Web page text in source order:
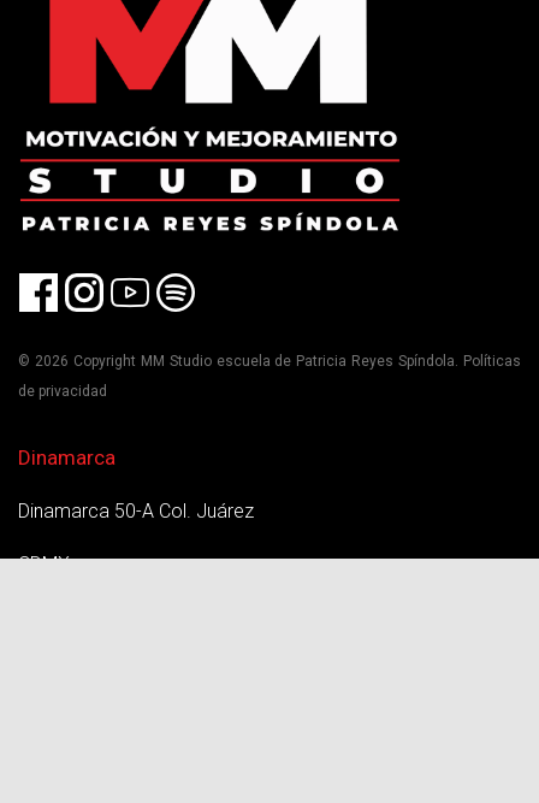
© 2026 Copyright MM Studio escuela de Patricia Reyes Spíndola. Políticas
de privacidad
Dinamarca
Dinamarca 50-A Col. Juárez
CDMX